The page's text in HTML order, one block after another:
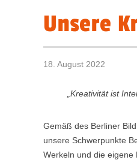
Unsere
18. August 2022
„Kreativität ist
Gemäß des Berliner
unsere Schwerpunkte
Werkeln und die eigene